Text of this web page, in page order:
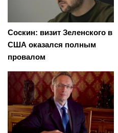
Соскин: визит Зеленского в
США оказался полным
провалом